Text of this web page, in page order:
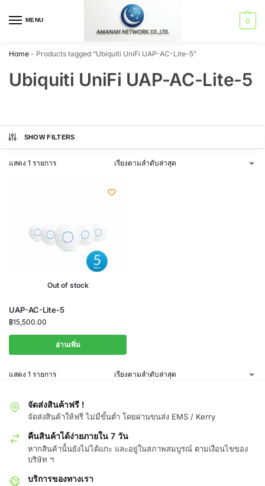
MENU 0
Home - Products tagged “Ubiquiti UniFi UAP-AC-Lite-5”
Ubiquiti UniFi UAP-AC-Lite-5
SHOW FILTERS
แสดง 1 รายการ
Out of stock
UAP-AC-Lite-5
฿15,500.00
อ่านเพิ่ม
แสดง 1 รายการ
จัดส่งสินค้าฟรี !
จัดส่งสินค้าให้ฟรี ไม่มีขั้นต่ำ โดยผ่านขนส่ง EMS / Kerry
คืนสินค้าได้ง่ายภายใน 7 วัน
หากสินค้านั้นยังไม่ได้แกะ และอยู่ในสภาพสมบูรณ์ ตามเงือนไขของ
บริษัท ฯ
บริการของทางเรา